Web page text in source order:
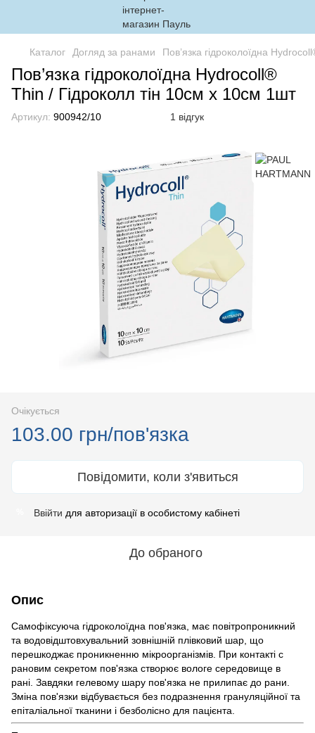
Каталог Догляд за ранами Пов’язка гідроколоїдна
Пов’язка гідроколоїдна Hydrocoll®
Thin / Гідроколл тін 10см х 10см 1шт
Артикул: 900942/10 1 відгук
Очікується
103.00 грн/пов'язка
Повідомити, коли з'явиться
Ввійти для авторизації в особистому кабінеті
До обраного
Опис
Самофіксуюча гідроколоїдна пов'язка, має повітропроникний
та водовідштовхувальний зовнішній плівковий шар, що
перешкоджає проникненню мікроорганізмів. При контакті с
рановим секретом пов'язка створює вологе середовище в
рані. Завдяки гелевому шару пов'язка не прилипає до рани.
Зміна пов'язки відбувається без подразнення грануляційної та
епіталіальної тканини і безболісно для пацієнта.